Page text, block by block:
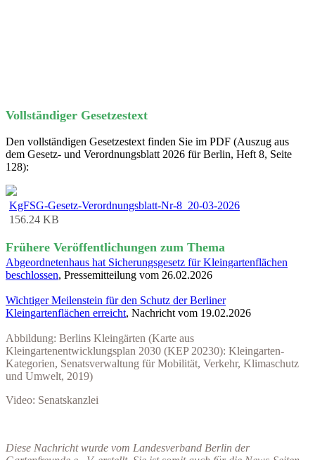
Vollständiger Gesetzestext
Den vollständigen Gesetzestext finden Sie im PDF (Auszug aus
dem Gesetz- und Verordnungsblatt 2026 für Berlin, Heft 8, Seite
128):
KgFSG-Gesetz-Verordnungsblatt-Nr-8_20-03-2026
156.24 KB
Frühere Veröffentlichungen zum Thema
Abgeordnetenhaus hat Sicherungsgesetz für Kleingartenflächen
beschlossen, Pressemitteilung vom 26.02.2026
Wichtiger Meilenstein für den Schutz der Berliner
Kleingartenflächen erreicht, Nachricht vom 19.02.2026
Abbildung: Berlins Kleingärten (Karte aus
Kleingartenentwicklungsplan 2030 (KEP 20230): Kleingarten-
Kategorien, Senatsverwaltung für Mobilität, Verkehr, Klimaschutz
und Umwelt, 2019)
Video: Senatskanzlei
Diese Nachricht wurde vom Landesverband Berlin der